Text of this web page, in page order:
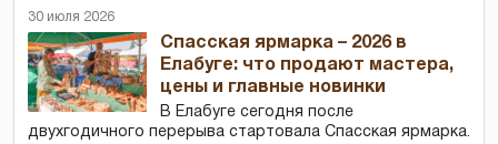
30 июля 2026
Спасская ярмарка – 2026 в
Елабуге: что продают мастера,
цены и главные новинки
В Елабуге сегодня после
двухгодичного перерыва стартовала Спасская ярмарка.